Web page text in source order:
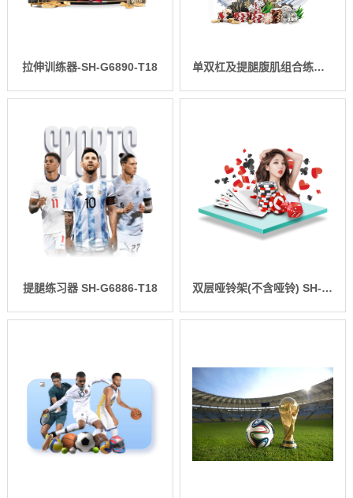
拉伸训练器-SH-G6890-T18 单双杠及提腿腹肌组合练习器 SH-G6888-T18
提腿练习器 SH-G6886-T18 双层哑铃架(不含哑铃) SH-G6884-T18